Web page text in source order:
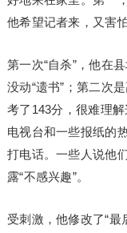
他希望记者来，又害
第一次“自杀”，他在
没动“遗书”；第二次
考了143分，很难理
电视台和一些报纸的
打电话。一些人说他
露“不感兴趣”。
受刺激，他修改了“